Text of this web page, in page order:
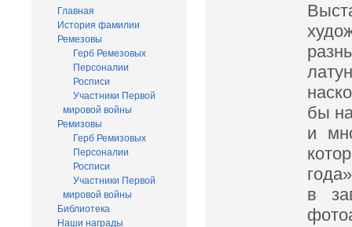
бы
и
в
Главная
История фамилии
Ремезовы
Герб Ремезовых
Персоналии
Росписи
Участники Первой
мировой войны
Ремизовы
Герб Ремизовых
Персоналии
Росписи
Участники Первой
мировой войны
Библиотека
Наши награды